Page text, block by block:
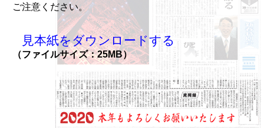
ご注意ください。
見本紙をダウンロードする
（ファイルサイズ：25MB）